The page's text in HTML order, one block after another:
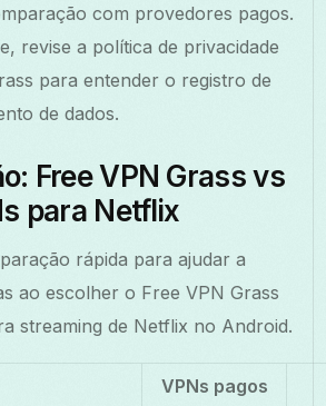
com provedores pagos.
revise a política de privacidade
para entender o registro de
de dados.
Free VPN Grass vs
para Netflix
rápida para ajudar a
ao escolher o Free VPN Grass
streaming de Netflix no Android.
VPNs pagos